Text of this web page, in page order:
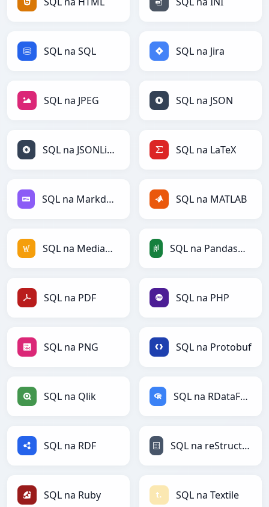
SQL na SQL SQL na Jira
SQL na JPEG SQL na JSON
SQL na JSONLines SQL na LaTeX
SQL na Markdown SQL na MATLAB
SQL na MediaWiki SQL na PandasDataFrame
SQL na PDF SQL na PHP
SQL na PNG SQL na Protobuf
SQL na Qlik SQL na RDataFrame
SQL na RDF SQL na reStructuredText
SQL na Ruby SQL na Textile